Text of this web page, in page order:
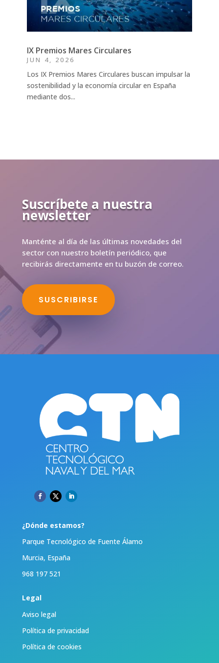
IX Premios Mares Circulares
JUN 4, 2026
Los IX Premios Mares Circulares buscan impulsar la
sostenibilidad y la economía circular en España
mediante dos...
Suscríbete a nuestra
newsletter
Manténte al día de las últimas novedades del
sector con nuestro boletín periódico, que
recibirás directamente en tu buzón de correo.
SUSCRIBIRSE
¿Dónde estamos?
Parque Tecnológico de Fuente Álamo
Murcia, España
968 197 521
Legal
Aviso legal
Política de privacidad
Política de cookies